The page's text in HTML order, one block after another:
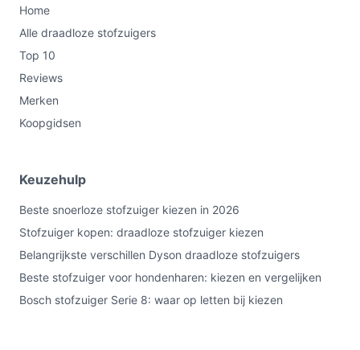
Home
Alle draadloze stofzuigers
Top 10
Reviews
Merken
Koopgidsen
Keuzehulp
Beste snoerloze stofzuiger kiezen in 2026
Stofzuiger kopen: draadloze stofzuiger kiezen
Belangrijkste verschillen Dyson draadloze stofzuigers
Beste stofzuiger voor hondenharen: kiezen en vergelijken
Bosch stofzuiger Serie 8: waar op letten bij kiezen